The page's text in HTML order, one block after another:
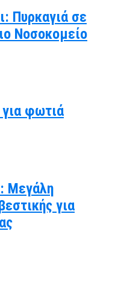
Πυρκαγιά σε
Νοσοκομείο
φωτιά
Μεγάλη
για